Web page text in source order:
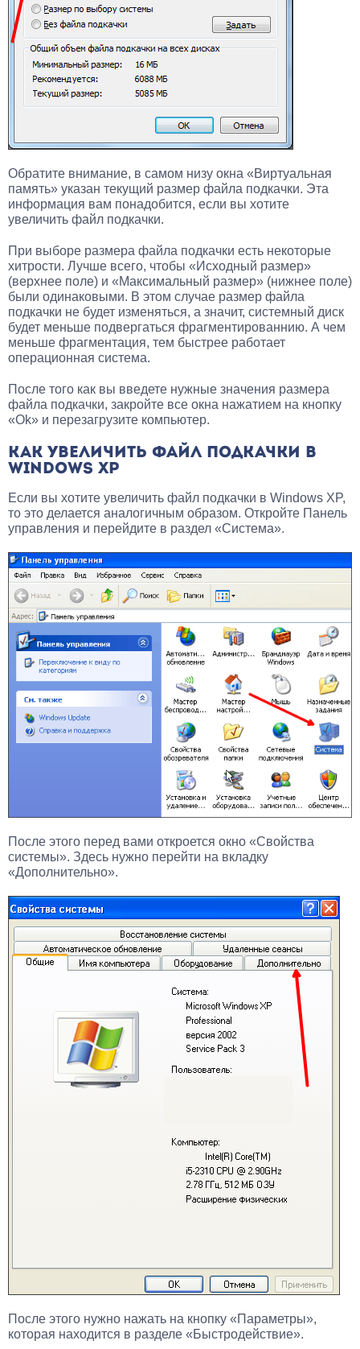
Обратите внимание, в самом низу окна «Виртуальная
память» указан текущий размер файла подкачки. Эта
информация вам понадобится, если вы хотите
увеличить файл подкачки.
При выборе размера файла подкачки есть некоторые
хитрости. Лучше всего, чтобы «Исходный размер»
(верхнее поле) и «Максимальный размер» (нижнее поле)
были одинаковыми. В этом случае размер файла
подкачки не будет изменяться, а значит, системный диск
будет меньше подвергаться фрагментированнию. А чем
меньше фрагментация, тем быстрее работает
операционная система.
После того как вы введете нужные значения размера
файла подкачки, закройте все окна нажатием на кнопку
«Ok» и перезагрузите компьютер.
КАК УВЕЛИЧИТЬ ФАЙЛ ПОДКАЧКИ В
WINDOWS XP
Если вы хотите увеличить файл подкачки в Windows XP,
то это делается аналогичным образом. Откройте Панель
управления и перейдите в раздел «Система».
После этого перед вами откроется окно «Свойства
системы». Здесь нужно перейти на вкладку
«Дополнительно».
После этого нужно нажать на кнопку «Параметры»,
которая находится в разделе «Быстродействие».